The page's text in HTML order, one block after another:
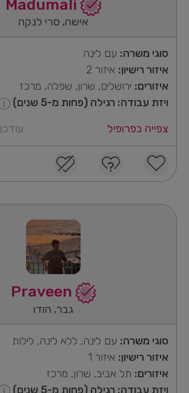
אישה, סרי לנקה
סוגי משרה: עם לינה
איזור רישיון: איזור 2
איזורים: ירושלים, שרון, שפלה, מרכז
ויזת עבודה: רגילה (פחות מ-5 שנים)
צפייה בפרופיל
עודכן 06.08.2026
גבר, הודו
סוגי משרה: עם לינה, ללא לינה, לילות
איזור רישיון: איזור 1
איזורים: תל אביב, שרון, מרכז
ויזת עבודה: רגילה (פחות מ-5 שנים)